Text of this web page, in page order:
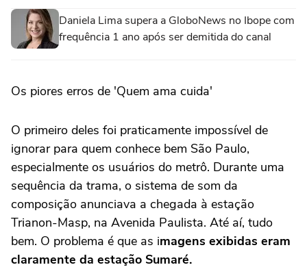
Daniela Lima supera a GloboNews no Ibope com
frequência 1 ano após ser demitida do canal
Os piores erros de 'Quem ama cuida'
O primeiro deles foi praticamente impossível de
ignorar para quem conhece bem São Paulo,
especialmente os usuários do metrô. Durante uma
sequência da trama, o sistema de som da
composição anunciava a chegada à estação
Trianon-Masp, na Avenida Paulista. Até aí, tudo
bem. O problema é que as imagens exibidas eram
claramente da estação Sumaré.